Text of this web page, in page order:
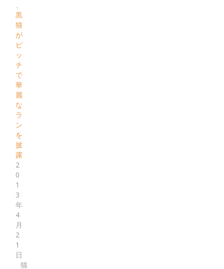
黒
猫
が
ピ
ッ
チ
で
華
麗
な
ラ
ン
を
披
露
2
0
1
3
年
4
月
2
1
日
猫